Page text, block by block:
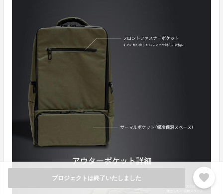
プロジェクトは終了いたしました favorite